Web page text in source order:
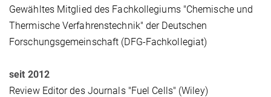
Gewähltes Mitglied des Fachkollegiums "Chemische und
Thermische Verfahrenstechnik" der Deutschen
Forschungsgemeinschaft (DFG-Fachkollegiat)
seit 2012
Review Editor des Journals "Fuel Cells" (Wiley)